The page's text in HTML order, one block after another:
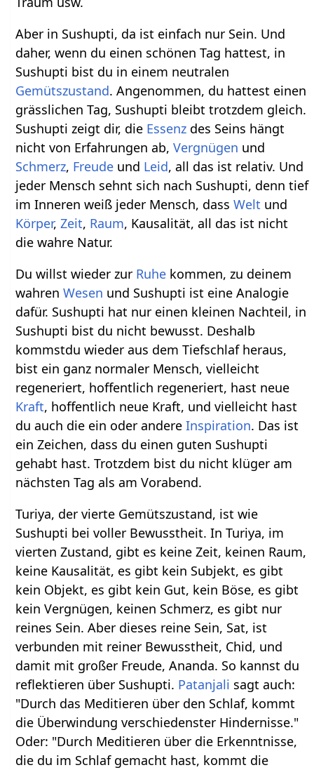
Aber in Sushupti, da ist einfach nur Sein. Und
daher, wenn du einen schönen Tag hattest, in
Sushupti bist du in einem neutralen
Gemütszustand. Angenommen, du hattest einen
grässlichen Tag, Sushupti bleibt trotzdem gleich.
Sushupti zeigt dir, die Essenz des Seins hängt
nicht von Erfahrungen ab,Vergnügen und
Schmerz, Freude und Leid, all das ist relativ. Und
jeder Mensch sehnt sich nach Sushupti, denn tief
im Inneren weiß jeder Mensch, dassWelt und
Körper,Zeit, Raum, Kausalität, all das ist nicht
die wahre Natur.
Du willst wieder zur Ruhe kommen, zu deinem
wahrenWesen und Sushupti ist eine Analogie
dafür. Sushupti hat nur einen kleinen Nachteil, in
Sushupti bist du nicht bewusst. Deshalb
kommstdu wieder aus dem Tiefschlaf heraus,
bist ein ganz normaler Mensch, vielleicht
regeneriert, hoffentlich regeneriert, hast neue
Kraft, hoffentlich neue Kraft, und vielleicht hast
du auch die ein oder andereInspiration. Das ist
ein Zeichen, dass du einen guten Sushupti
gehabt hast. Trotzdem bist du nicht klüger am
nächsten Tag als am Vorabend.
Turiya, der vierte Gemütszustand, ist wie
Sushupti bei voller Bewusstheit. In Turiya, im
vierten Zustand, gibt es keine Zeit, keinen Raum,
keine Kausalität, es gibt kein Subjekt, es gibt
kein Objekt, es gibt kein Gut, kein Böse, es gibt
kein Vergnügen, keinen Schmerz, es gibt nur
reines Sein. Aber dieses reine Sein, Sat, ist
verbunden mit reiner Bewusstheit, Chid, und
damit mit großer Freude, Ananda. So kannst du
reflektieren über Sushupti. Patanjali sagt auch:
"Durch das Meditieren über den Schlaf, kommt
die Überwindung verschiedenster Hindernisse."
Oder: "Durch Meditieren über die Erkenntnisse,
die du im Schlaf gemacht hast, kommt die